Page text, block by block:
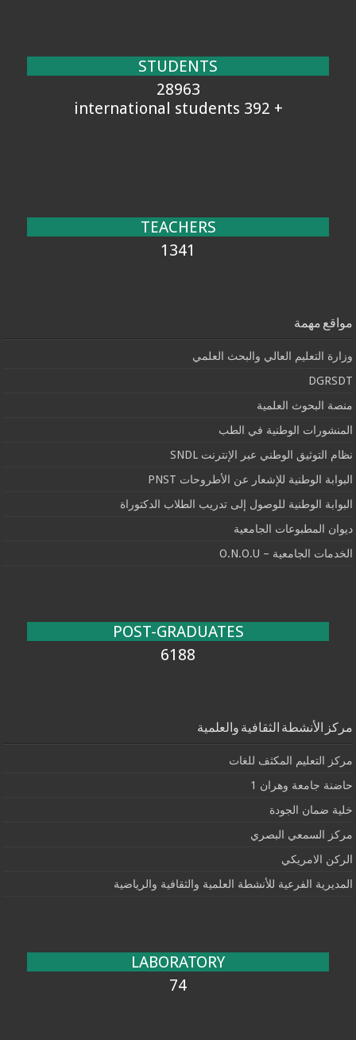
STUDENTS
28963
+ 392 international students
TEACHERS
1341
مواقع مهمة
وزارة التعليم العالي والبحث العلمي
DGRSDT
منصة البحوث العلمية
المنشورات الوطنية في الطب
نظام التوثيق الوطني عبر الإنترنت SNDL
البوابة الوطنية للإشعار عن الأطروحات PNST
البوابة الوطنية للوصول إلى تدريب الطلاب الدكتوراة
ديوان المطبوعات الجامعية
الخدمات الجامعية – O.N.O.U
POST-GRADUATES
6188
مركز الأنشطة الثقافية والعلمية
مركز التعليم المكثف للغات
حاضنة جامعة وهران 1
خلية ضمان الجودة
مركز السمعي البصري
الركن الامريكي
المديرية الفرعية للأنشطة العلمية والثقافية والرياضية
LABORATORY
74